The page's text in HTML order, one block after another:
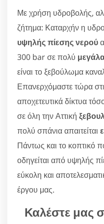
Με χρήση υδροβολής,
ζήτημα: Καταρχήν η
υψηλής πίεσης νερού
300 bar σε πολύ
είναι το ξεβούλωμα
Επανερχόμαστε τώρα
αποχετευτικά δίκτυα
σε όλη την Αττική
πολύ σπάνια απαιτείται
Πάντως και το κοπτικό
οδηγείται από υψηλής
εύκολη και
έργου μας.
Καλέστε μας